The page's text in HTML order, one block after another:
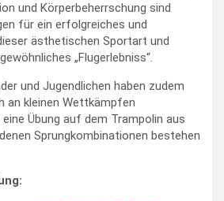
und Körperbeherrschung sind
für ein erfolgreiches und
ästhetischen Sportart und
„Flugerlebniss“.
und Jugendlichen haben zudem
an kleinen Wettkämpfen
Übung auf dem Trampolin aus
Sprungkombinationen bestehen